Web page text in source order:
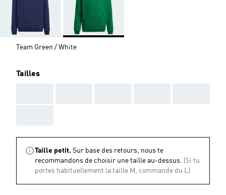
Team Green / White
Tailles
Taille petit. Sur base des retours, nous te
recommandons de choisir une taille au-dessus. (Si tu
portes habituellement la taille M, commande du L)